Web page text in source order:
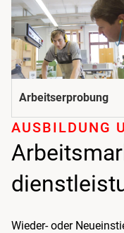
Arbeitserprobung
AUSBILDUNG
Wieder- oder